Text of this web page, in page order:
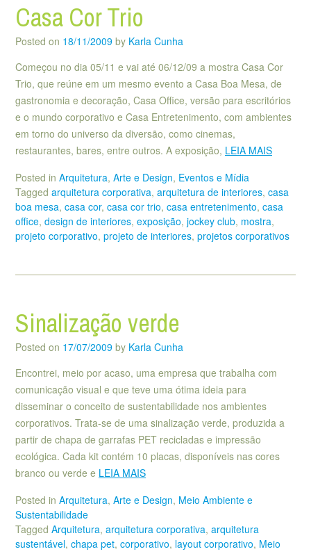
Casa Cor Trio
Posted on 18/11/2009 by Karla Cunha
Começou no dia 05/11 e vai até 06/12/09 a mostra Casa Cor
Trio, que reúne em um mesmo evento a Casa Boa Mesa, de
gastronomia e decoração, Casa Office, versão para escritórios
e o mundo corporativo e Casa Entretenimento, com ambientes
em torno do universo da diversão, como cinemas,
restaurantes, bares, entre outros. A exposição, LEIA MAIS
Posted in Arquitetura, Arte e Design, Eventos e Mídia
Tagged arquitetura corporativa, arquitetura de interiores, casa
boa mesa, casa cor, casa cor trio, casa entretenimento, casa
office, design de interiores, exposição, jockey club, mostra,
projeto corporativo, projeto de interiores, projetos corporativos
Sinalização verde
Posted on 17/07/2009 by Karla Cunha
Encontrei, meio por acaso, uma empresa que trabalha com
comunicação visual e que teve uma ótima ideia para
disseminar o conceito de sustentabilidade nos ambientes
corporativos. Trata-se de uma sinalização verde, produzida a
partir de chapa de garrafas PET recicladas e impressão
ecológica. Cada kit contém 10 placas, disponíveis nas cores
branco ou verde e LEIA MAIS
Posted in Arquitetura, Arte e Design, Meio Ambiente e
Sustentabilidade
Tagged Arquitetura, arquitetura corporativa, arquitetura
sustentável, chapa pet, corporativo, layout corporativo, Meio